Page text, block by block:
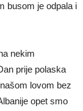
busom je odpala i
nekim
prije polaska
lovom bez
opet smo